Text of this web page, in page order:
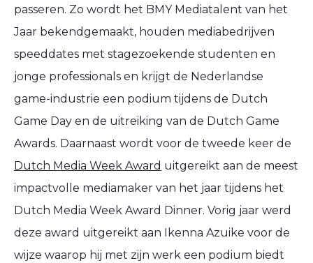
passeren. Zo wordt het BMY Mediatalent van het
Jaar bekendgemaakt, houden mediabedrijven
speeddates met stagezoekende studenten en
jonge professionals en krijgt de Nederlandse
game-industrie een podium tijdens de Dutch
Game Day en de uitreiking van de Dutch Game
Awards. Daarnaast wordt voor de tweede keer de
Dutch Media Week Award uitgereikt aan de meest
impactvolle mediamaker van het jaar tijdens het
Dutch Media Week Award Dinner. Vorig jaar werd
deze award uitgereikt aan Ikenna Azuike voor de
wijze waarop hij met zijn werk een podium biedt